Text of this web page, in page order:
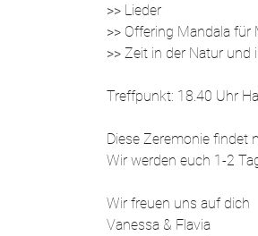
>> Lieder
>> Offering Mandala für
>> Zeit in der Natur und
Treffpunkt: 18.40 Uhr
Diese Zeremonie findet
Wir werden euch 1-2
Wir freuen uns auf dich
Vanessa & Flavia